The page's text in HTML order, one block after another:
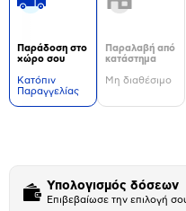
Παράδοση στο
χώρο σου
Kατόπιν
Παραγγελίας
Παραλαβή από
κατάστημα
Μη διαθέσιμο
Υπολογισμός δόσεων
Επιβεβαίωσε την επιλογή